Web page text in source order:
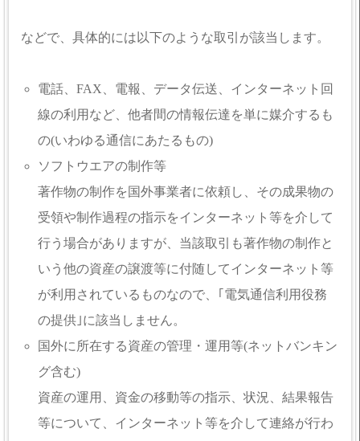
などで、具体的には以下のような取引が該当します。
電話、FAX、電報、データ伝送、インターネット回
線の利用など、他者間の情報伝達を単に媒介するも
の(いわゆる通信にあたるもの)
ソフトウエアの制作等
著作物の制作を国外事業者に依頼し、その成果物の
受領や制作過程の指示をインターネット等を介して
行う場合がありますが、当該取引も著作物の制作と
いう他の資産の譲渡等に付随してインターネット等
が利用されているものなので、｢電気通信利用役務
の提供｣に該当しません。
国外に所在する資産の管理・運用等(ネットバンキン
グ含む)
資産の運用、資金の移動等の指示、状況、結果報告
等について、インターネット等を介して連絡が行わ